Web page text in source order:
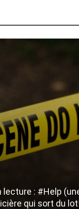
lecture : #Help
qui sort du